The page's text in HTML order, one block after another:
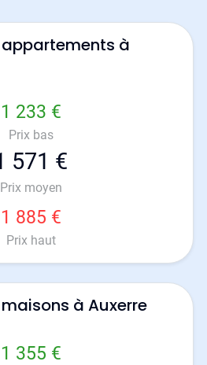
à
1 233 €
Prix bas
571 €
Prix moyen
1 885 €
Prix haut
à Auxerre
1 355 €